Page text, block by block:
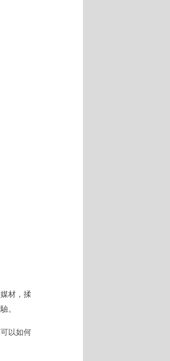
材，揉
。
以如何